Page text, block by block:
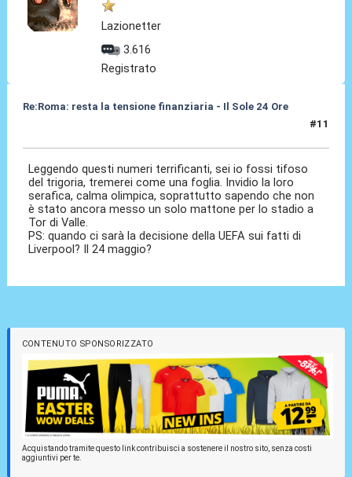
Lazionetter
3.616
Registrato
Re:Roma: resta la tensione finanziaria - Il Sole 24 Ore
#11
Leggendo questi numeri terrificanti, sei io fossi tifoso
del trigoria, tremerei come una foglia. Invidio la loro
serafica, calma olimpica, soprattutto sapendo che non
è stato ancora messo un solo mattone per lo stadio a
Tor di Valle.
PS: quando ci sarà la decisione della UEFA sui fatti di
Liverpool? Il 24 maggio?
CONTENUTO SPONSORIZZATO
Acquistando tramite questo link contribuisci a sostenere il nostro sito, senza costi
aggiuntivi per te.